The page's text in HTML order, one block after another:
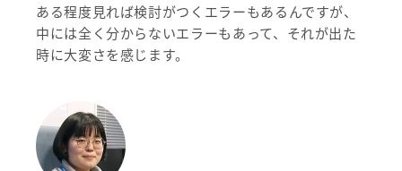
ある程度見れば検討がつくエラーもあるんですが、
中には全く分からないエラーもあって、それが出た
時に大変さを感じます。